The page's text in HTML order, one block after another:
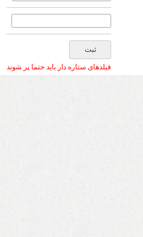
فیلدهای ستاره دار باید حتما پر شوند